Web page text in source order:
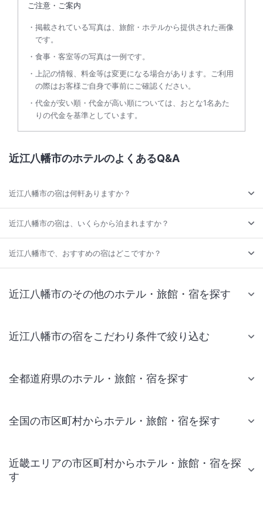
ご注意・ご案内
掲載されている写真は、旅館・ホテルから提供された画像
です。
食事・客室等の写真は一例です。
上記の情報、料金等は変更になる場合があります。ご利用
の際はお客様ご自身で事前にご確認ください。
代金が安い順・代金が高い順については、おとな1名あた
りの代金を基準としています。
近江八幡市のホテルのよくあるQ&A
近江八幡市の宿は何軒ありますか？
近江八幡市の宿は、いくらから泊まれますか？
近江八幡市で、おすすめの宿はどこですか？
近江八幡市のその他のホテル・旅館・宿を探す
近江八幡市の宿をこだわり条件で絞り込む
全都道府県のホテル・旅館・宿を探す
全国の市区町村からホテル・旅館・宿を探す
近畿エリアの市区町村からホテル・旅館・宿を探
す